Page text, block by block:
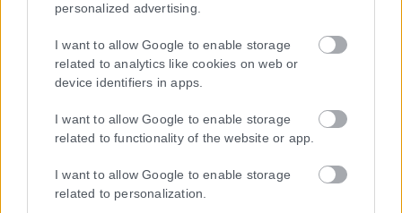
personalized advertising.
I want to allow Google to enable storage
related to analytics like cookies on web or
device identifiers in apps.
I want to allow Google to enable storage
related to functionality of the website or app.
I want to allow Google to enable storage
related to personalization.
Η εταιρεία με την επωνυμία “POLITICAL MEDIA GROUP A.E.” και κατ’
επέκταση η ιστοσελίδα που κατέχει αυτή “www.karfitsa.gr”